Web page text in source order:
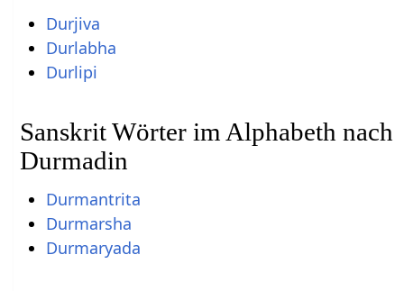
Durjiva
Durlabha
Durlipi
Sanskrit Wörter im Alphabeth nach
Durmadin
Durmantrita
Durmarsha
Durmaryada